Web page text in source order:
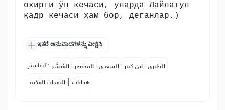
охирги ўн кечаси, уларда Лайлатул
қадр кечаси ҳам бор, деганлар.)
ಇತರೆ ಅನುವಾದಗಳನ್ನು ವೀಕ್ಷಿಸಿ
التفاسير: المُيسَّر المختصر السعدي ابن كثير الطبري
النفحات المكية | هدايات